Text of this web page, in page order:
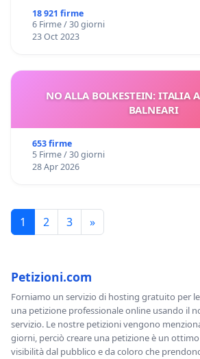
18 921 firme
6 Firme / 30 giorni
23 Oct 2023
NO ALLA BOLKESTEIN: ITALIA
BALNEARI
653 firme
5 Firme / 30 giorni
28 Apr 2026
1 2 3 »
Petizioni.com
Forniamo un servizio di hosting gratuito per
una petizione professionale online usando il
servizio. Le nostre petizioni vengono
giorni, perciò creare una petizione è un
visibilità dal pubblico e da coloro che